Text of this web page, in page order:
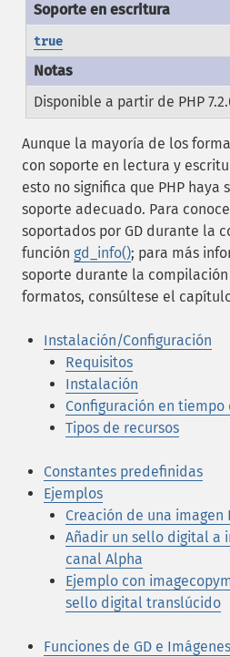
true
Disponible a partir de PHP
Aunque la mayoría de los
con soporte en lectura y
esto no significa que PHP
soporte adecuado. Para
soportados por GD durante la
función gd_info(); para más
soporte durante la
formatos, consúltese el
Instalación/Configuración
Requisitos
Instalación
Configuración en tiempo
Tipos de recursos
Constantes predefinidas
Ejemplos
Creación de una imagen
Añadir un sello digital a
canal Alpha
Ejemplo con
sello digital translúcido
Funciones de GD e Imágenes